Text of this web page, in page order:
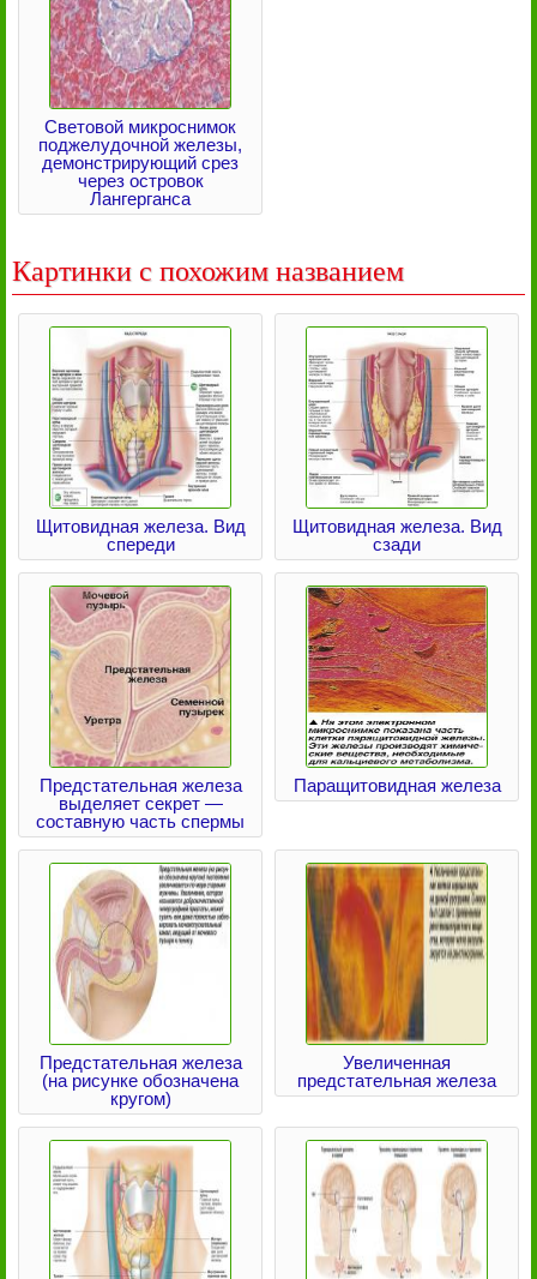
Световой микроснимок
поджелудочной железы,
демонстрирующий срез
через островок
Лангерганса
Картинки с похожим названием
Щитовидная железа. Вид
спереди
Щитовидная железа. Вид
сзади
Предстательная железа
выделяет секрет —
составную часть спермы
Паращитовидная железа
Предстательная железа
(на рисунке обозначена
кругом)
Увеличенная
предстательная железа